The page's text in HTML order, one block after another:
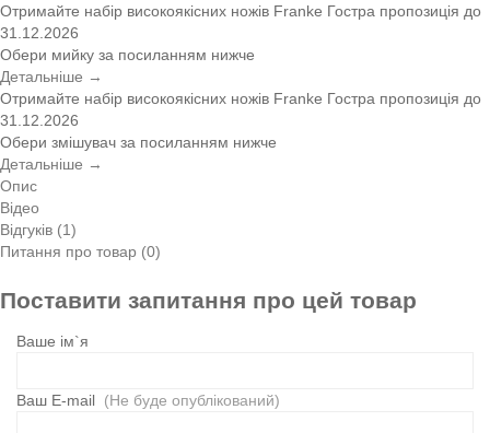
Отримайте набір високоякісних ножів Franke Гостра пропозиція до
31.12.2026
Обери мийку за посиланням нижче
Детальніше →
Отримайте набір високоякісних ножів Franke Гостра пропозиція до
31.12.2026
Обери змішувач за посиланням нижче
Детальніше →
Опис
Відео
Відгуків (1)
Питання про товар (0)
Поставити запитання про цей товар
Ваше ім`я
Ваш E-mail (Не буде опублікований)